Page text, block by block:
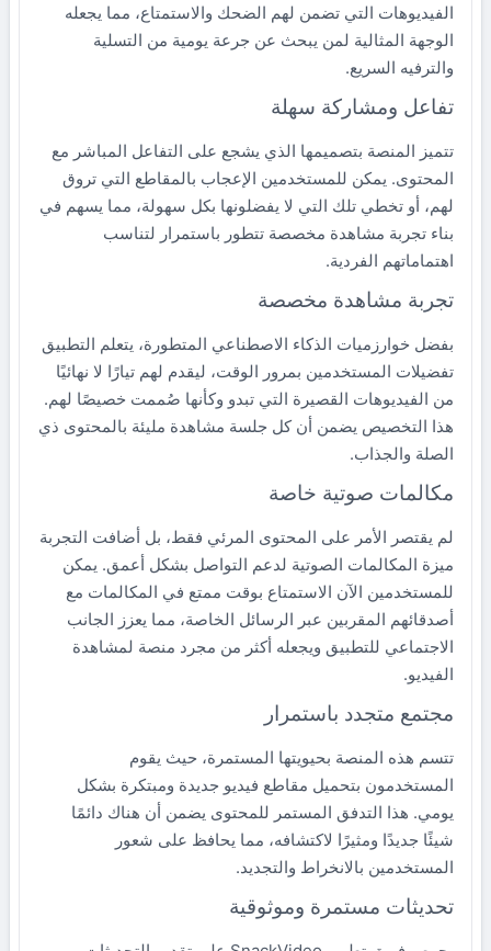
الفيديوهات التي تضمن لهم الضحك والاستمتاع، مما يجعله
الوجهة المثالية لمن يبحث عن جرعة يومية من التسلية
والترفيه السريع.
تفاعل ومشاركة سهلة
تتميز المنصة بتصميمها الذي يشجع على التفاعل المباشر مع
المحتوى. يمكن للمستخدمين الإعجاب بالمقاطع التي تروق
لهم، أو تخطي تلك التي لا يفضلونها بكل سهولة، مما يسهم في
بناء تجربة مشاهدة مخصصة تتطور باستمرار لتناسب
اهتماماتهم الفردية.
تجربة مشاهدة مخصصة
بفضل خوارزميات الذكاء الاصطناعي المتطورة، يتعلم التطبيق
تفضيلات المستخدمين بمرور الوقت، ليقدم لهم تيارًا لا نهائيًا
من الفيديوهات القصيرة التي تبدو وكأنها صُممت خصيصًا لهم.
هذا التخصيص يضمن أن كل جلسة مشاهدة مليئة بالمحتوى ذي
الصلة والجذاب.
مكالمات صوتية خاصة
لم يقتصر الأمر على المحتوى المرئي فقط، بل أضافت التجربة
ميزة المكالمات الصوتية لدعم التواصل بشكل أعمق. يمكن
للمستخدمين الآن الاستمتاع بوقت ممتع في المكالمات مع
أصدقائهم المقربين عبر الرسائل الخاصة، مما يعزز الجانب
الاجتماعي للتطبيق ويجعله أكثر من مجرد منصة لمشاهدة
الفيديو.
مجتمع متجدد باستمرار
تتسم هذه المنصة بحيويتها المستمرة، حيث يقوم
المستخدمون بتحميل مقاطع فيديو جديدة ومبتكرة بشكل
يومي. هذا التدفق المستمر للمحتوى يضمن أن هناك دائمًا
شيئًا جديدًا ومثيرًا لاكتشافه، مما يحافظ على شعور
المستخدمين بالانخراط والتجديد.
تحديثات مستمرة وموثوقية